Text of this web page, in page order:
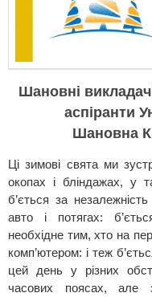
Шановні
аспіранти
Шановна
Ці зимові свята ми
окопах і бліндажах, у
б’ється за
авто і потягах:
необхідне тим, хто на
комп’ютером: і теж
цей день у різних
часових поясах,